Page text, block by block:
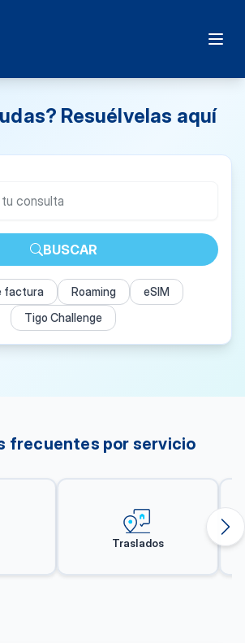
Resuélvelas aquí
BUSCAR
factura Roaming
eSIM
Tigo Challenge
frecuentes por servicio
Traslados